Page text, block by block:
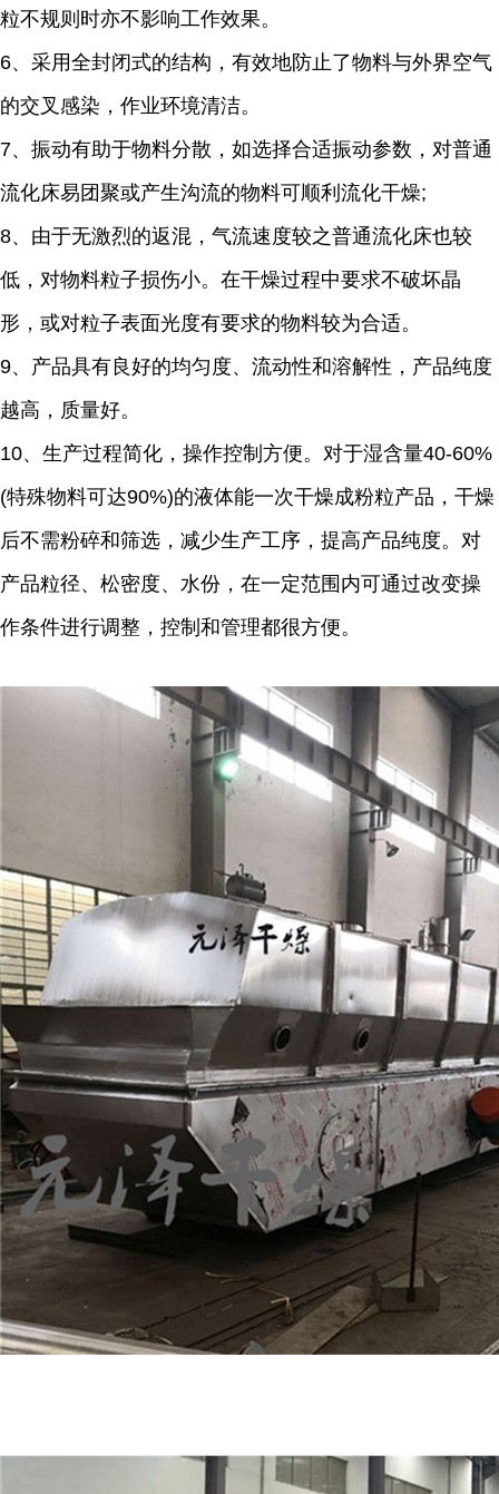
粒不规则时亦不影响工作效果。
6、采用全封闭式的结构，有效地防止了物料与外界空气
的交叉感染，作业环境清洁。
7、振动有助于物料分散，如选择合适振动参数，对普通
流化床易团聚或产生沟流的物料可顺利流化干燥;
8、由于无激烈的返混，气流速度较之普通流化床也较
低，对物料粒子损伤小。在干燥过程中要求不破坏晶
形，或对粒子表面光度有要求的物料较为合适。
9、产品具有良好的均匀度、流动性和溶解性，产品纯度
越高，质量好。
10、生产过程简化，操作控制方便。对于湿含量40-60%
(特殊物料可达90%)的液体能一次干燥成粉粒产品，干燥
后不需粉碎和筛选，减少生产工序，提高产品纯度。对
产品粒径、松密度、水份，在一定范围内可通过改变操
作条件进行调整，控制和管理都很方便。